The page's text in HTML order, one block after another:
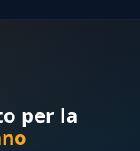
per la